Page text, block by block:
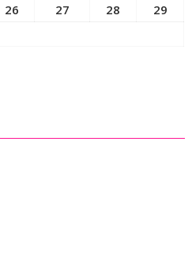
26 27 28
29